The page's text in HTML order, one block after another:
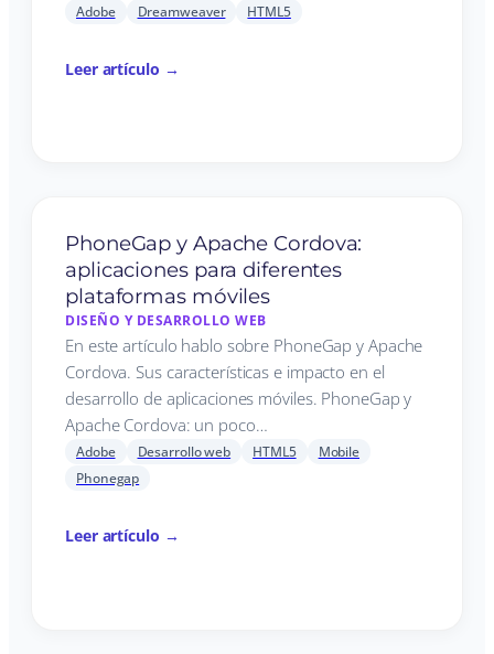
Adobe Dreamweaver HTML5
Leer artículo →
PhoneGap y Apache Cordova:
aplicaciones para diferentes
plataformas móviles
DISEÑO Y DESARROLLO WEB
En este artículo hablo sobre PhoneGap y Apache
Cordova. Sus características e impacto en el
desarrollo de aplicaciones móviles. PhoneGap y
Apache Cordova: un poco…
Adobe Desarrollo web HTML5
Mobile
Phonegap
Leer artículo →